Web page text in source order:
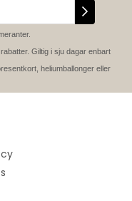
Giltig i sju dagar enbart
heliumballonger eller